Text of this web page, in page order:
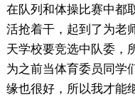
在队列和体操比赛中都
活抢着干，起到了为老
天学校要竞选中队委，
为之前当体育委员同学
缘也很好，所以我才能